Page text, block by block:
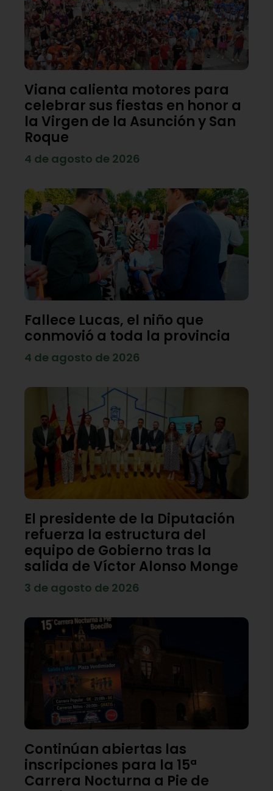
Viana calienta motores para
celebrar sus fiestas en honor a
la Virgen de la Asunción y San
Roque
4 de agosto de 2026
Fallece Lucas, el niño que
conmovió a toda la provincia
4 de agosto de 2026
El presidente de la Diputación
refuerza la estructura del
equipo de Gobierno tras la
salida de Víctor Alonso Monge
3 de agosto de 2026
Continúan abiertas las
inscripciones para la 15ª
Carrera Nocturna a Pie de